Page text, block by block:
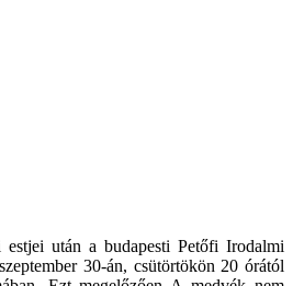
estjei után a budapesti Petőfi Irodalmi
30-án, csütörtökön 20 órától